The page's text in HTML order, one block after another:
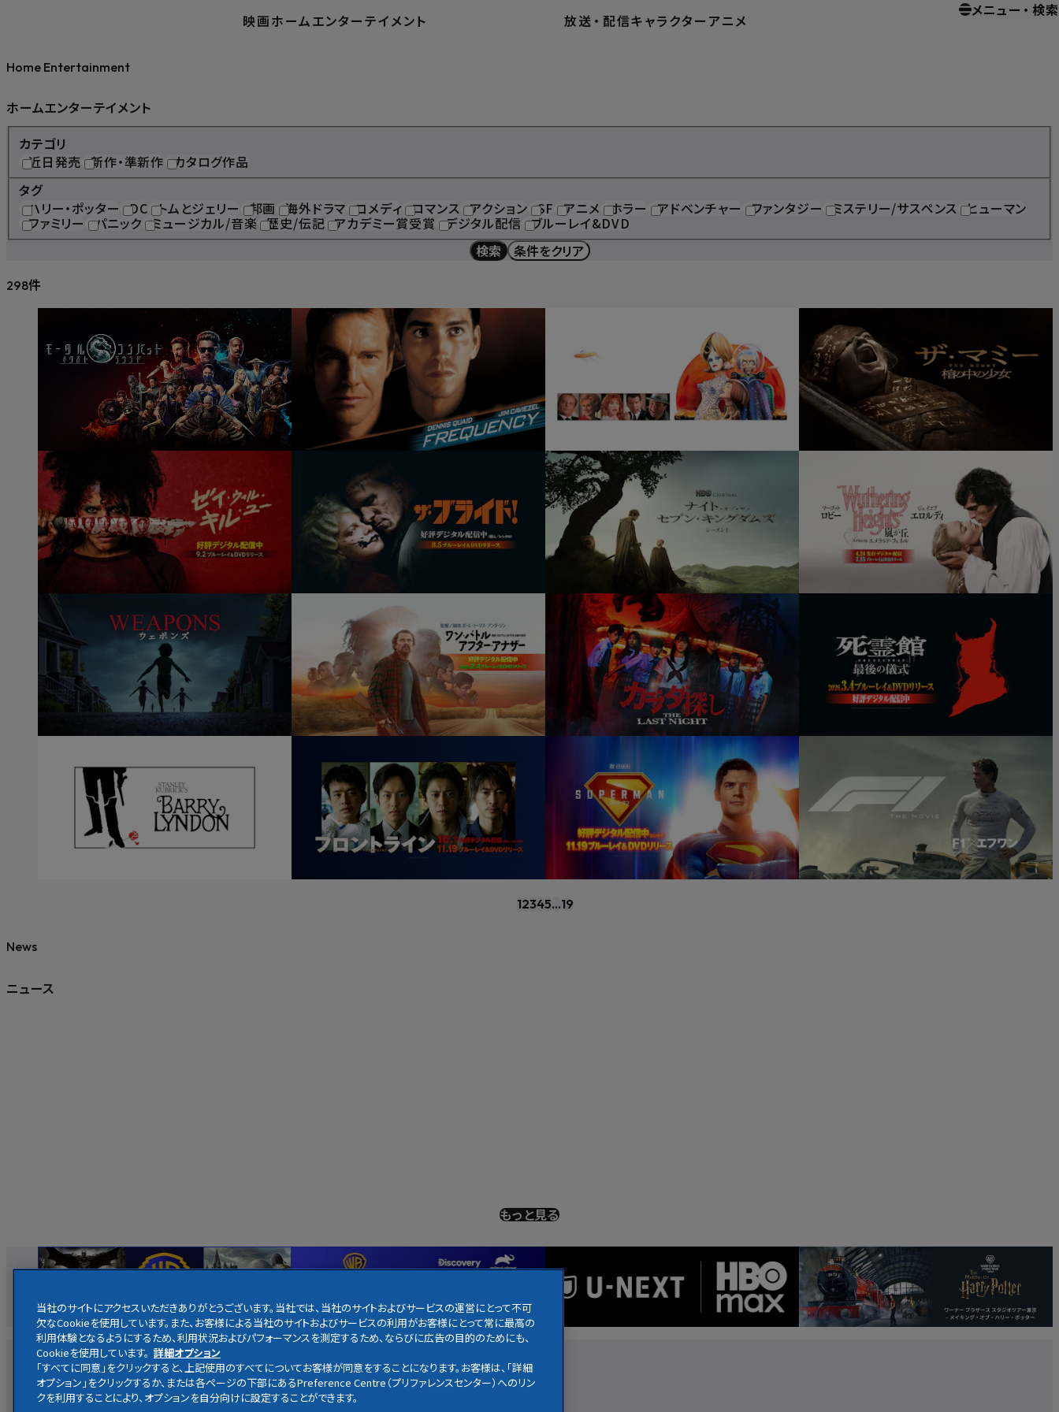
映画ホームエンターテイメント 放送 ・ 配信キャラクター アニメ
メニュー ・ 検索
Home Entertainment
ホームエンターテイメント
カテゴリ
近日発売 新作・準新作 カタログ作品
タグ
ハリー・ポッター
DC トムとジェリー 邦画 海外ドラマ コメディ ロマンス アクション SF アニメ ホラー アドベンチャー ファンタジー ミステリー/サスペンス ヒューマン
ファミリー パニック ミュージカル/音楽 歴史/伝記 アカデミー賞受賞 デジタル配信 ブルーレイ&DVD
検索
条件をクリア
298件
12345...19
News
ニュース
もっと見る
映画ホームエンターテイメント放送・配信キャラクターアニメニュースお知らせ
ハリー・ポッター公式サイト
当社のサイトにアクセスいただきありがとうございます。当社では、当社のサイトおよびサービスの運営にとって不可
欠なCookieを使用しています。また、お客様による当社のサイトおよびサービスの利用がお客様にとって常に最高の
利用体験となるようにするため、利用状況およびパフォーマンスを測定するため、ならびに広告の目的のためにも、
Cookieを使用しています。 詳細オプション
「すべてに同意」をクリックすると、上記使用のすべてについてお客様が同意をすることになります。お客様は、「詳細
オプション」をクリックするか、または各ページの下部にあるPreference Centre（プリファレンスセンター）へのリン
クを利用することにより、オプションを自分向けに設定することができます。